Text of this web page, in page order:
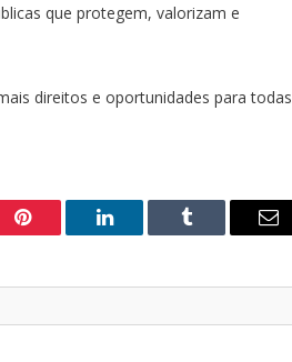
que protegem, valorizam e
direitos e oportunidades para todas
Pinterest LinkedIn Tumblr
E-